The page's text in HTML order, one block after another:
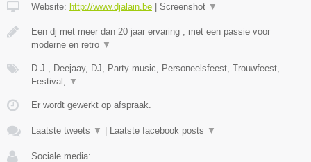
Website: http://www.djalain.be | Screenshot ▼
Een dj met meer dan 20 jaar ervaring , met een passie voor
moderne en retro ▼
D.J., Deejaay, DJ, Party music, Personeelsfeest, Trouwfeest,
Festival,
▼
Er wordt gewerkt op afspraak.
Laatste tweets ▼ | Laatste facebook posts ▼
Sociale media: